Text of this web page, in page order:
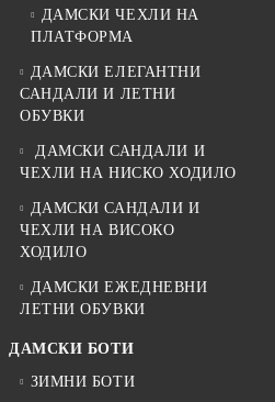
ДАМСКИ ЧЕХЛИ НА
ПЛАТФОРМА
ДАМСКИ ЕЛЕГАНТНИ
САНДАЛИ И ЛЕТНИ
ОБУВКИ
ДАМСКИ САНДАЛИ И
ЧЕХЛИ НА НИСКО ХОДИЛО
ДАМСКИ САНДАЛИ И
ЧЕХЛИ НА ВИСОКО
ХОДИЛО
ДАМСКИ ЕЖЕДНЕВНИ
ЛЕТНИ ОБУВКИ
ДАМСКИ БОТИ
ЗИМНИ БОТИ